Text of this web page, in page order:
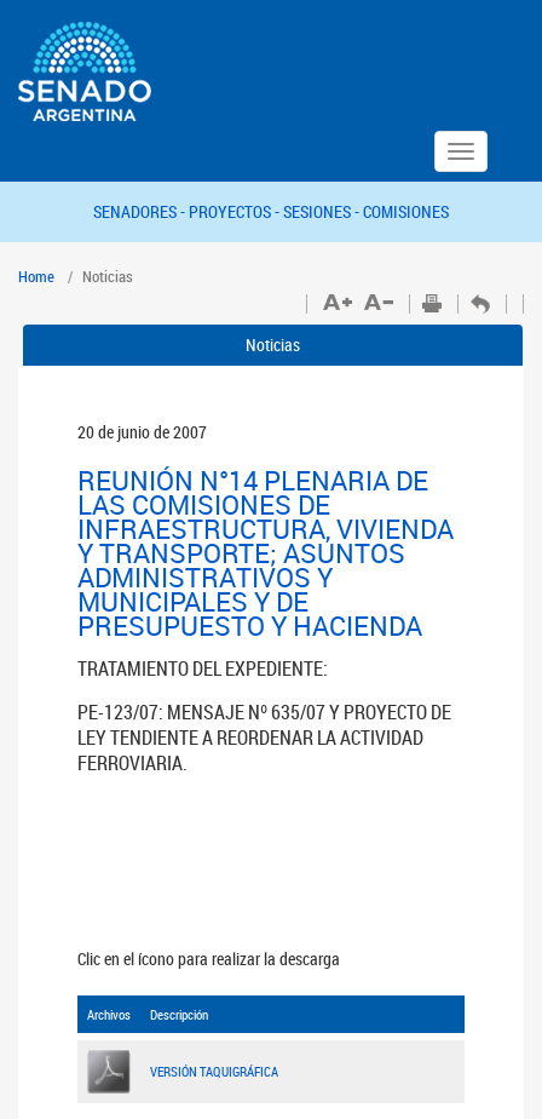
Toggle
navigation
SENADORES - PROYECTOS -SESIONES -COMISIONES
Home Noticias
Noticias
20 de junio de 2007
REUNIÓN N°14 PLENARIA DE
LAS COMISIONES DE
INFRAESTRUCTURA, VIVIENDA
Y TRANSPORTE; ASUNTOS
ADMINISTRATIVOS Y
MUNICIPALES Y DE
PRESUPUESTO Y HACIENDA
TRATAMIENTO DEL EXPEDIENTE:
PE-123/07: MENSAJE Nº 635/07 Y PROYECTO DE
LEY TENDIENTE A REORDENAR LA ACTIVIDAD
FERROVIARIA.
Clic en el ícono para realizar la descarga
Archivos Descripción
VERSIÓN TAQUIGRÁFICA